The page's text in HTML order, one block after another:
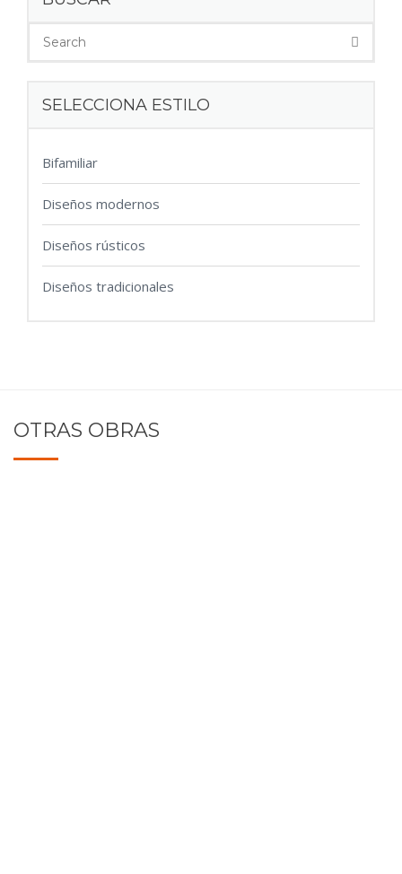
SELECCIONA ESTILO
Bifamiliar
Diseños modernos
Diseños rústicos
Diseños tradicionales
OTRAS OBRAS